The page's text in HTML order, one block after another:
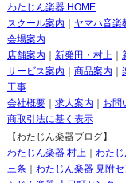
わたじん楽器 HOME
スクール案内
ヤマハ音楽
会場案内
店舗案内
新発田・村上｜
サービス案内
商品案内
工事
会社概要｜ 求人案内 お問
商取引法に基く表示
【わたじん楽器ブログ】
わたじん楽器 村上｜ わたじ
三条
わたじん楽器 見附